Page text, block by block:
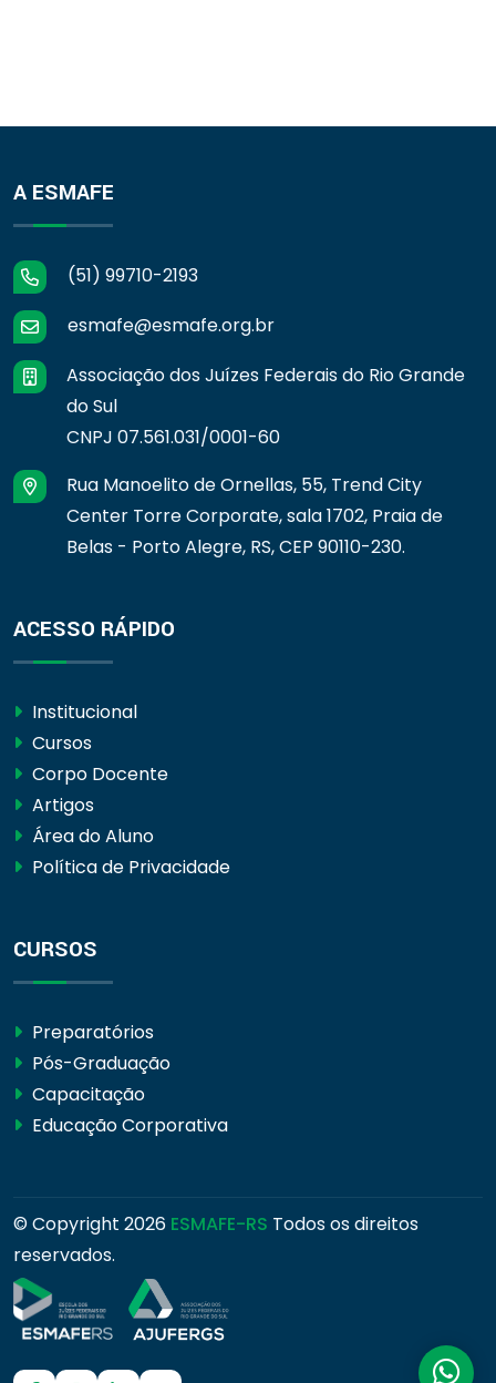
A ESMAFE
(51) 99710-2193
esmafe@esmafe.org.br
Associação dos Juízes Federais do Rio Grande
do Sul
CNPJ 07.561.031/0001-60
Rua Manoelito de Ornellas, 55, Trend City
Center Torre Corporate, sala 1702, Praia de
Belas - Porto Alegre, RS, CEP 90110-230.
ACESSO RÁPIDO
Institucional
Cursos
Corpo Docente
Artigos
Área do Aluno
Política de Privacidade
CURSOS
Preparatórios
Pós-Graduação
Capacitação
Educação Corporativa
© Copyright 2026 ESMAFE-RS Todos os direitos
reservados.